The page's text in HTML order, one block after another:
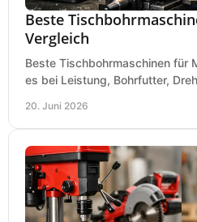
Beste
Vergleich
Beste Tischbohrmaschinen für
es bei Leistung, Bohrfutter,
20. Juni 2026